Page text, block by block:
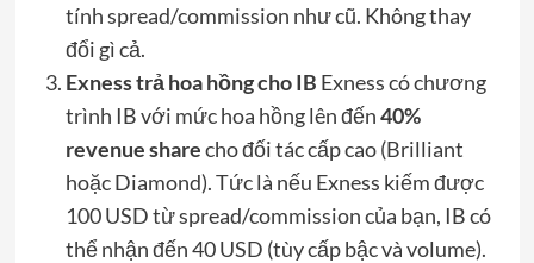
tính spread/commission như cũ. Không thay
đổi gì cả.
Exness trả hoa hồng cho IB Exness có chương
trình IB với mức hoa hồng lên đến40%
revenue sharecho đối tác cấp cao (Brilliant
hoặc Diamond). Tức là nếu Exness kiếm được
100 USD từ spread/commission của bạn, IB có
thể nhận đến 40 USD (tùy cấp bậc và volume).